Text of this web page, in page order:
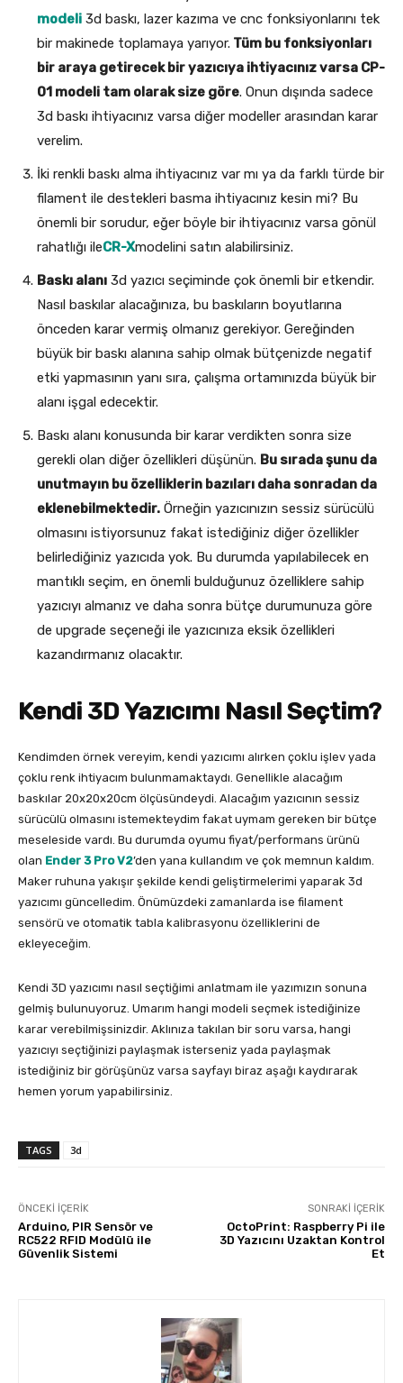
modeli 3d baskı, lazer kazıma ve cnc fonksiyonlarını tek
bir makinede toplamaya yarıyor. Tüm bu fonksiyonları
bir araya getirecek bir yazıcıya ihtiyacınız varsa CP-
01 modeli tam olarak size göre. Onun dışında sadece
3d baskı ihtiyacınız varsa diğer modeller arasından karar
verelim.
İki renkli baskı alma ihtiyacınız var mı ya da farklı türde bir
filament ile destekleri basma ihtiyacınız kesin mi? Bu
önemli bir sorudur, eğer böyle bir ihtiyacınız varsa gönül
rahatlığı ileCR-Xmodelini satın alabilirsiniz.
Baskı alanı 3d yazıcı seçiminde çok önemli bir etkendir.
Nasıl baskılar alacağınıza, bu baskıların boyutlarına
önceden karar vermiş olmanız gerekiyor. Gereğinden
büyük bir baskı alanına sahip olmak bütçenizde negatif
etki yapmasının yanı sıra, çalışma ortamınızda büyük bir
alanı işgal edecektir.
Baskı alanı konusunda bir karar verdikten sonra size
gerekli olan diğer özellikleri düşünün. Bu sırada şunu da
unutmayın bu özelliklerin bazıları daha sonradan da
eklenebilmektedir. Örneğin yazıcınızın sessiz sürücülü
olmasını istiyorsunuz fakat istediğiniz diğer özellikler
belirlediğiniz yazıcıda yok. Bu durumda yapılabilecek en
mantıklı seçim, en önemli bulduğunuz özelliklere sahip
yazıcıyı almanız ve daha sonra bütçe durumunuza göre
de upgrade seçeneği ile yazıcınıza eksik özellikleri
kazandırmanız olacaktır.
Kendi 3D Yazıcımı Nasıl Seçtim?
Kendimden örnek vereyim, kendi yazıcımı alırken çoklu işlev yada
çoklu renk ihtiyacım bulunmamaktaydı. Genellikle alacağım
baskılar 20x20x20cm ölçüsündeydi. Alacağım yazıcının sessiz
sürücülü olmasını istemekteydim fakat uymam gereken bir bütçe
meseleside vardı. Bu durumda oyumu fiyat/performans ürünü
olan Ender 3 Pro V2’den yana kullandım ve çok memnun kaldım.
Maker ruhuna yakışır şekilde kendi geliştirmelerimi yaparak 3d
yazıcımı güncelledim. Önümüzdeki zamanlarda ise filament
sensörü ve otomatik tabla kalibrasyonu özelliklerini de
ekleyeceğim.
Kendi 3D yazıcımı nasıl seçtiğimi anlatmam ile yazımızın sonuna
gelmiş bulunuyoruz. Umarım hangi modeli seçmek istediğinize
karar verebilmişsinizdir. Aklınıza takılan bir soru varsa, hangi
yazıcıyı seçtiğinizi paylaşmak isterseniz yada paylaşmak
istediğiniz bir görüşünüz varsa sayfayı biraz aşağı kaydırarak
hemen yorum yapabilirsiniz.
TAGS 3d
ÖNCEKI İÇERIK
Arduino, PIR Sensör ve
RC522 RFID Modülü ile
Güvenlik Sistemi
SONRAKI İÇERIK
OctoPrint: Raspberry Pi ile
3D Yazıcını Uzaktan Kontrol
Et